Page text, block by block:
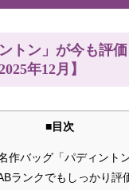
トン」が今も評
年12月】
■目次
作バッグ「パディント
ランクでもしっかり評